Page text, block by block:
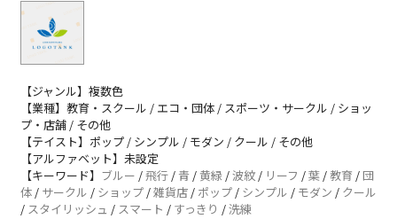
【ジャンル】複数色
【業種】教育・スクール / エコ・団体 / スポーツ・サークル / ショッ
プ・店舗 / その他
【テイスト】ポップ / シンプル / モダン / クール / その他
【アルファベット】未設定
【キーワード】 ブルー /飛行 / 青 /黄緑 /波紋 / リーフ /葉 / 教育 /団
体 / サークル / ショップ /雑貨店 / ポップ / シンプル / モダン / クール
/ スタイリッシュ / スマート / すっきり /洗練